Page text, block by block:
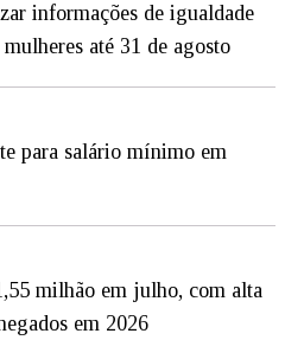
informações de igualdade
até 31 de agosto
para salário mínimo em
milhão em julho, com alta
em 2026